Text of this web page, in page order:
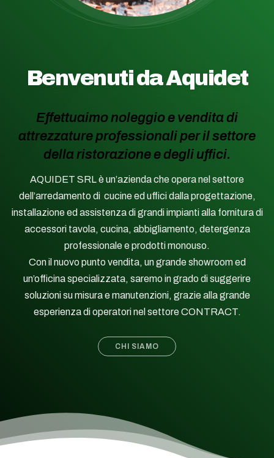
Benvenuti da Aquidet
Effettuaimo noleggio e vendita di
attrezzature professionali per il settore
della ristorazione e degli uffici.
AQUIDET SRL è un’azienda che opera nel settore
dell’arredamento di cucine ed uffici dalla progettazione,
installazione ed assistenza di grandi impianti alla fornitura di
accessori tavola, cucina, abbigliamento, detergenza
professionale e prodotti monouso.
Con il nuovo punto vendita, un grande showroom ed
un’officina specializzata, saremo in grado di suggerire
soluzioni su misura e manutenzioni, grazie alla grande
esperienza di operatori nel settore CONTRACT.
CHI SIAMO